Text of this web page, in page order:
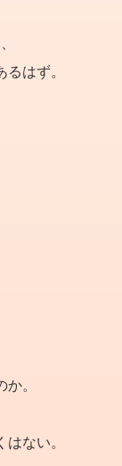
はず。
。
ない。